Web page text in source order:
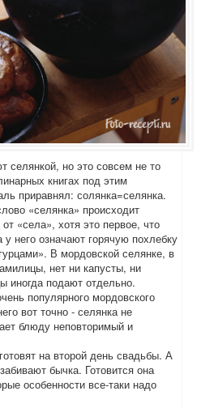
селянкой, но это совсем не то
книгах под этим
приравнял: солянка=селянка.
«селянка» происходит
«села», хотя это первое, что
него означают горячую похлебку
В мордовской селянке, в
нет ни капусты, ни
иногда подают отдельно.
популярного мордовского
вот точно - селянка не
блюду неповторимый и
на второй день свадьбы. А
бычка. Готовится она
особенности все-таки надо